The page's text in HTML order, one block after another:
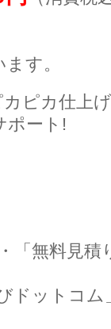
す。
ピカ仕上
ポート!
「無料見積
ドットコ